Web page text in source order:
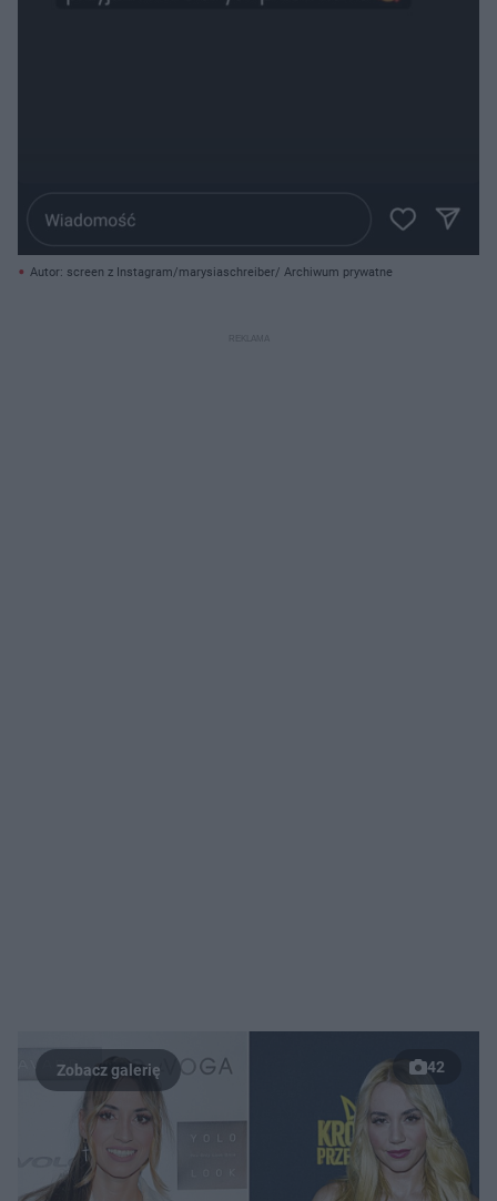
Autor: screen z Instagram/marysiaschreiber/ Archiwum prywatne
42